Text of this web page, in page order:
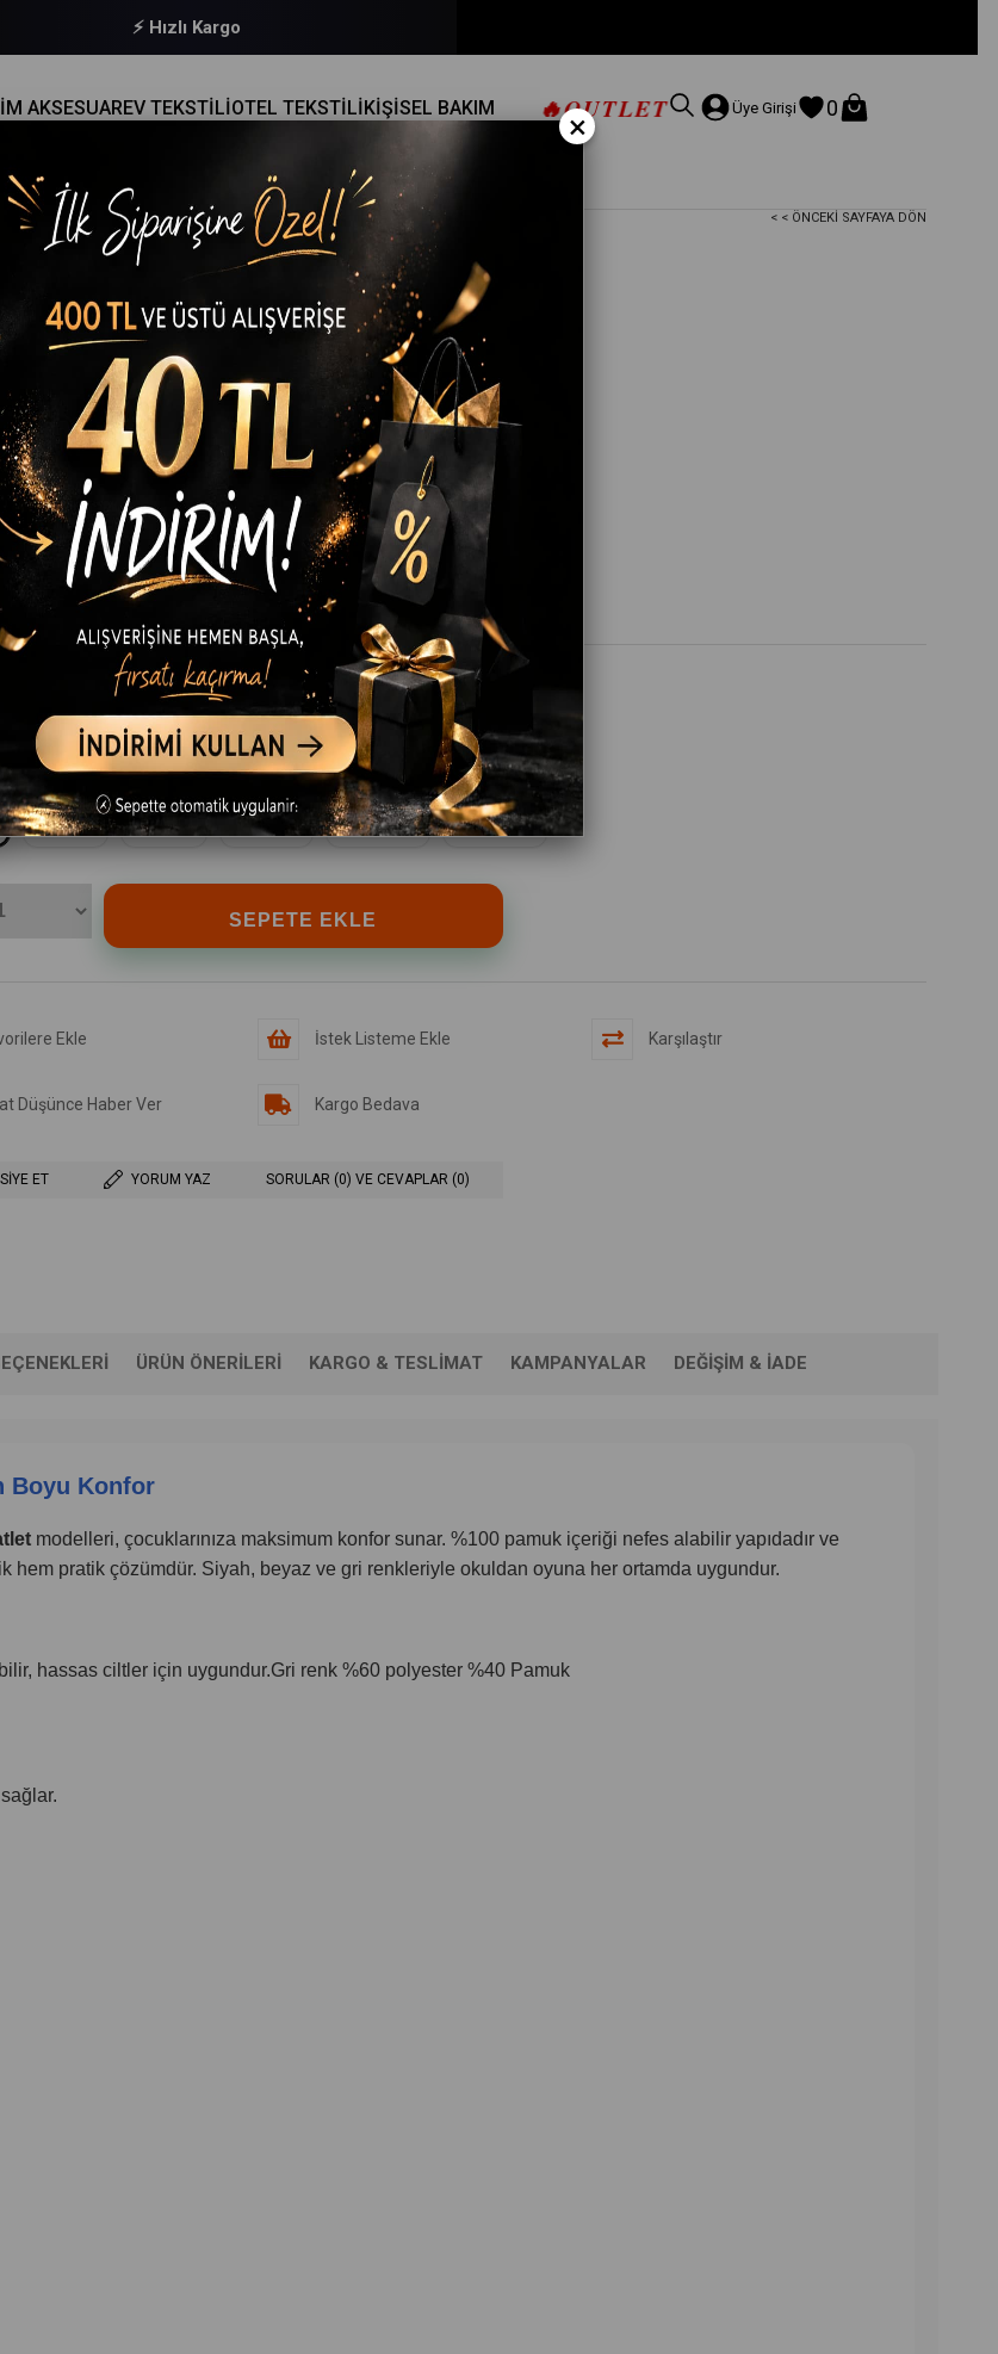
🔒 Güvenli Ödeme
AKSESUAREV TEKSTİLİOTEL TEKSTİLİKİŞİSEL BAKIM 🔥OUTLET Üye Girişi 0
> 6'LI ERKEK ÇOCUK PAMUKLU PENYE ATLET %100 PAMUKLU
< < ÖNCEKI SAYFAYA DÖN
Çocuk Pamuklu Penye Atlet %100 Pamuklu
(44040-19562)
(KDV Dahil)
Beyaz Gri
5-6 yaş 7-8 yaş 9-10 yaş 11-12 Yaş 13-14 Yaş
Ekle İstek Listeme Ekle Karşılaştır
Düşünce Haber Ver Kargo Bedava
ET YORUM YAZ SORULAR (0) VE CEVAPLAR (0)
ÜRÜN ÖNERILERI KARGO & TESLIMAT KAMPANYALAR DEĞIŞIM & İADE
Boyu Konfor
modelleri, çocuklarınıza maksimum konfor sunar. %100 pamuk içeriği nefes alabilir yapıdadır ve
hem pratik çözümdür. Siyah, beyaz ve gri renkleriyle okuldan oyuna her ortamda uygundur.
hassas ciltler için uygundur.Gri renk %60 polyester %40 Pamuk
×